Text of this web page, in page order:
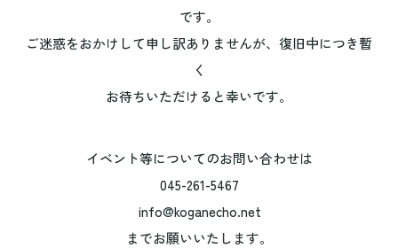
です。
ご迷惑をおかけして申し訳ありませんが、復旧中につき暫
く
お待ちいただけると幸いです。
イベント等についてのお問い合わせは
045-261-5467
info@koganecho.net
までお願いいたします。